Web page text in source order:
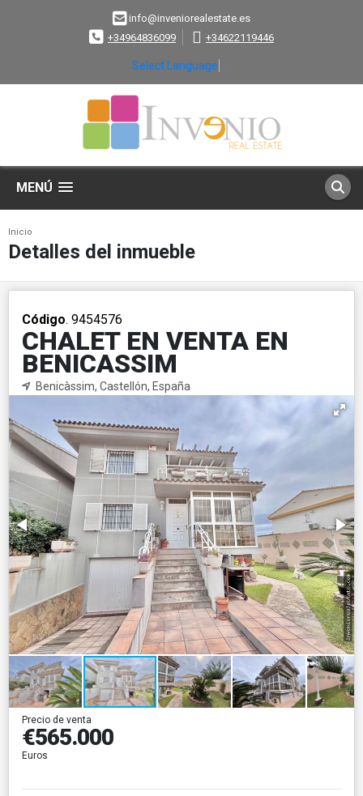
info@inveniorealestate.es
+34964836099
+34622119446
Select Language
MENÚ
Inicio
Detalles del inmueble
Código. 9454576
CHALET EN VENTA EN
BENICASSIM
Benicàssim, Castellón, España
Precio de venta
€565.000
Euros